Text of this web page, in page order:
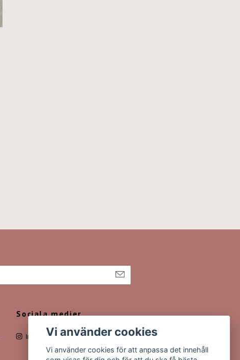
Sociala medier
InstagramVi använder cookies
Vi använder cookies för att anpassa det innehåll